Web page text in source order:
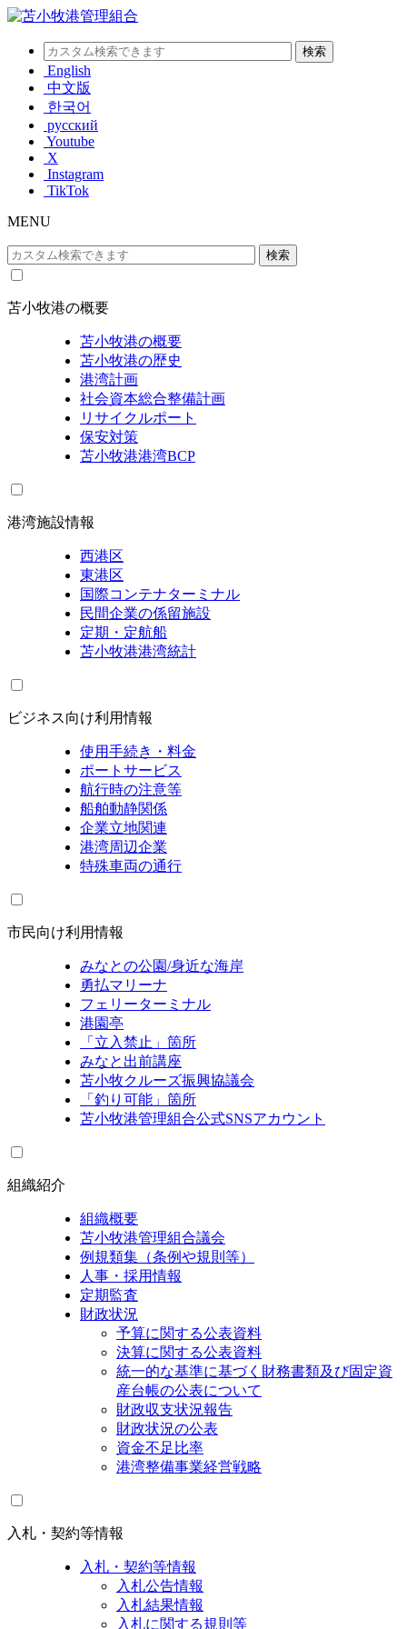
English
中文版
한국어
русский
Youtube
X
Instagram
TikTok
MENU
苫小牧港の概要
苫小牧港の概要
苫小牧港の歴史
港湾計画
社会資本総合整備計画
リサイクルポート
保安対策
苫小牧港港湾BCP
港湾施設情報
西港区
東港区
国際コンテナターミナル
民間企業の係留施設
定期・定航船
苫小牧港港湾統計
ビジネス向け利用情報
使用手続き・料金
ポートサービス
航行時の注意等
船舶動静関係
企業立地関連
港湾周辺企業
特殊車両の通行
市民向け利用情報
みなとの公園/身近な海岸
勇払マリーナ
フェリーターミナル
港園亭
「立入禁止」箇所
みなと出前講座
苫小牧クルーズ振興協議会
「釣り可能」箇所
苫小牧港管理組合公式SNSアカウント
組織紹介
組織概要
苫小牧港管理組合議会
例規類集（条例や規則等）
人事・採用情報
定期監査
財政状況
予算に関する公表資料
決算に関する公表資料
統一的な基準に基づく財務書類及び固定資
産台帳の公表について
財政収支状況報告
財政状況の公表
資金不足比率
港湾整備事業経営戦略
入札・契約等情報
入札・契約等情報
入札公告情報
入札結果情報
入札に関する規則等